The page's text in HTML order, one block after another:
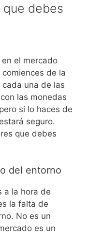
debes
el mercado
de la
una de las
las monedas
si lo haces de
seguro.
que debes
del entorno
a la hora de
la falta de
No es un
es un